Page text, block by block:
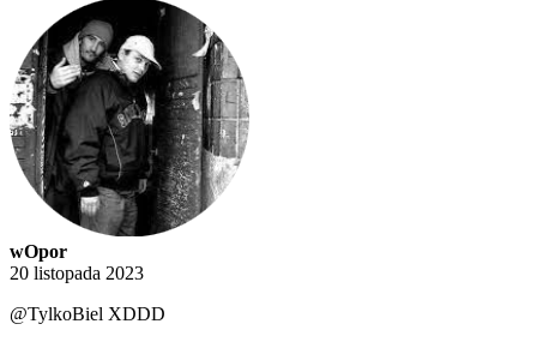
wOpor
20 listopada 2023
@TylkoBiel XDDD